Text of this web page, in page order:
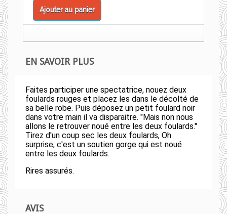
Ajouter au panier
EN SAVOIR PLUS
Faites participer une spectatrice, nouez deux
foulards rouges et placez les dans le décolté de
sa belle robe. Puis déposez un petit foulard noir
dans votre main il va disparaitre. "Mais non nous
allons le retrouver noué entre les deux foulards."
Tirez d'un coup sec les deux foulards, Oh
surprise, c'est un soutien gorge qui est noué
entre les deux foulards.
Rires assurés.
AVIS